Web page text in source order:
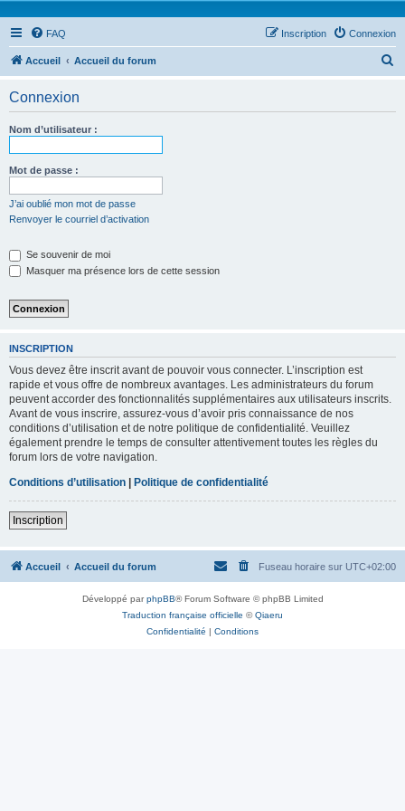
FAQ Connexion
Inscription
Accueil Accueil du forum
Connexion
Nom d’utilisateur :
Mot de passe :
J’ai oublié mon mot de passe
Renvoyer le courriel d’activation
Se souvenir de moi
Masquer ma présence lors de cette session
INSCRIPTION
Vous devez être inscrit avant de pouvoir vous connecter. L’inscription est
rapide et vous offre de nombreux avantages. Les administrateurs du forum
peuvent accorder des fonctionnalités supplémentaires aux utilisateurs inscrits.
Avant de vous inscrire, assurez-vous d’avoir pris connaissance de nos
conditions d’utilisation et de notre politique de confidentialité. Veuillez
également prendre le temps de consulter attentivement toutes les règles du
forum lors de votre navigation.
Conditions d’utilisation | Politique de confidentialité
Inscription
Accueil Accueil du forum Fuseau horaire sur UTC+02:00
Développé parphpBB® Forum Software © phpBB Limited
Traduction française officielle ©Qiaeru
Confidentialité | Conditions